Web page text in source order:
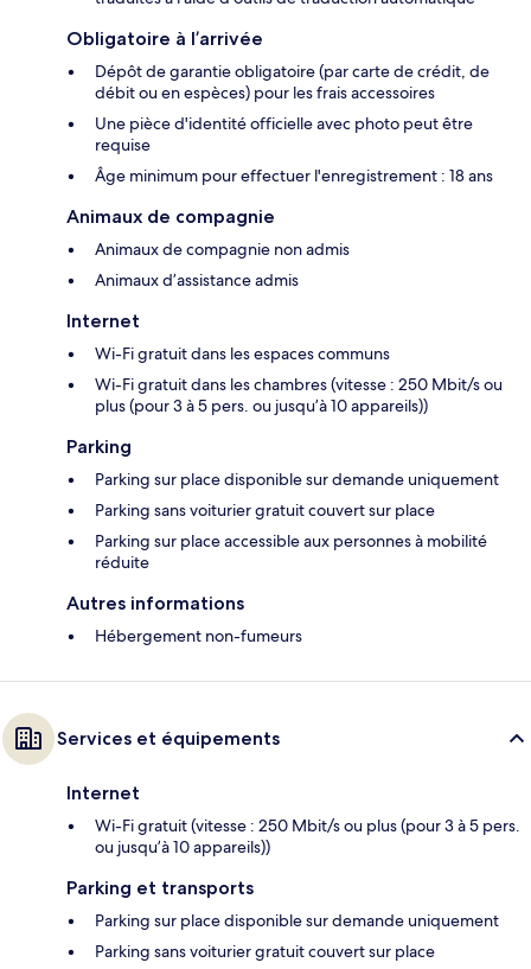
Obligatoire à l’arrivée
Dépôt de garantie obligatoire (par carte de crédit, de
débit ou en espèces) pour les frais accessoires
Une pièce d'identité officielle avec photo peut être
requise
Âge minimum pour effectuer l'enregistrement : 18 ans
Animaux de compagnie
Animaux de compagnie non admis
Animaux d’assistance admis
Internet
Wi-Fi gratuit dans les espaces communs
Wi-Fi gratuit dans les chambres (vitesse : 250 Mbit/s ou
plus (pour 3 à 5 pers. ou jusqu’à 10 appareils))
Parking
Parking sur place disponible sur demande uniquement
Parking sans voiturier gratuit couvert sur place
Parking sur place accessible aux personnes à mobilité
réduite
Autres informations
Hébergement non-fumeurs
Services et équipements
Internet
Wi-Fi gratuit (vitesse : 250 Mbit/s ou plus (pour 3 à 5 pers.
ou jusqu’à 10 appareils))
Parking et transports
Parking sur place disponible sur demande uniquement
Parking sans voiturier gratuit couvert sur place